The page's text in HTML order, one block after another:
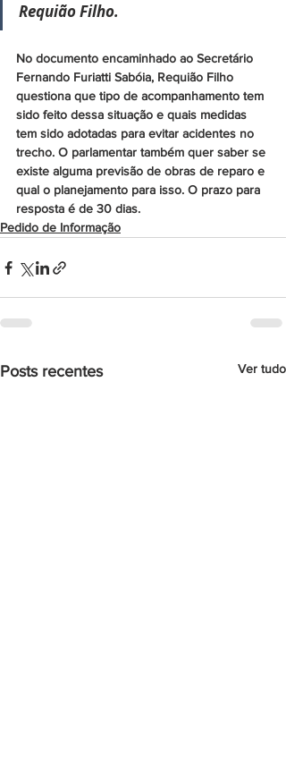
Requião Filho.
No documento encaminhado ao Secretário
Fernando Furiatti Sabóia, Requião Filho
questiona que tipo de acompanhamento tem
sido feito dessa situação e quais medidas
tem sido adotadas para evitar acidentes no
trecho. O parlamentar também quer saber se
existe alguma previsão de obras de reparo e
qual o planejamento para isso. O prazo para
resposta é de 30 dias.
Pedido de Informação
Posts recentes Ver tudo